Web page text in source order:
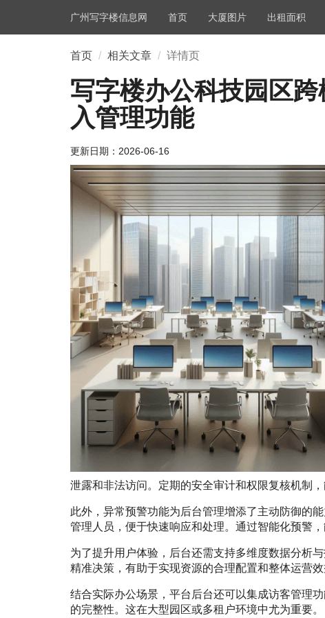
广州写字楼信息网 首页 大厦图片 出租面积
首页 相关文章 详情页
写字楼办公科技园区
入管理功能
更新日期： 2026-06-16
泄露和非法访问。定期的安全审计和权限复核机制
此外，异常预警功能为后台管理增添了主动防御的
管理人员，便于快速响应和处理。通过智能化预警
为了提升用户体验，后台还需支持多维度数据分析
精准决策，有助于实现资源的合理配置和整体运营效
结合实际办公场景，平台后台还可以集成访客管理
的完整性。这在大型园区或多租户环境中尤为重要。